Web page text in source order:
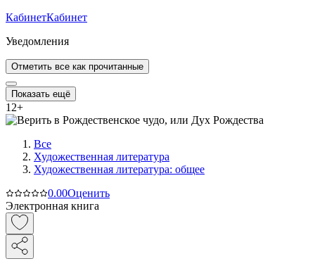
КабинетКабинет
Уведомления
Отметить все как прочитанные
Показать ещё
12+
Все
Художественная литература
Художественная литература: общее
0.00Оценить
Электронная книга